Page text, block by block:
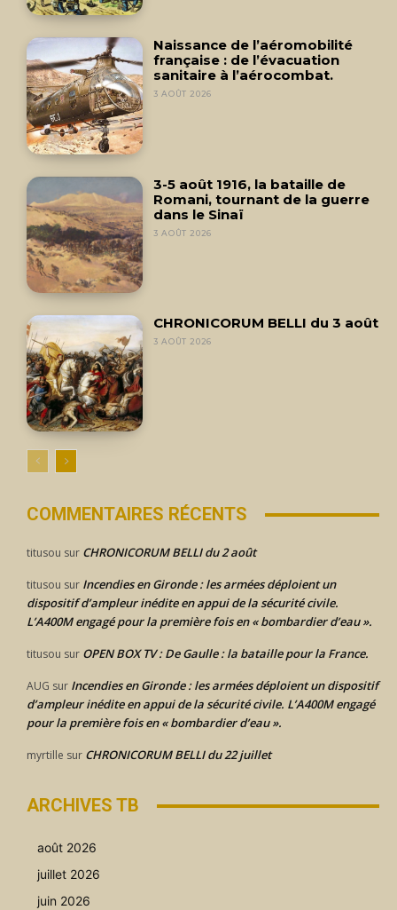
Naissance de l’aéromobilité
française : de l’évacuation
sanitaire à l’aérocombat.
3 AOÛT 2026
3-5 août 1916, la bataille de
Romani, tournant de la guerre
dans le Sinaï
3 AOÛT 2026
CHRONICORUM BELLI du 3 août
3 AOÛT 2026
COMMENTAIRES RÉCENTS
titusou sur CHRONICORUM BELLI du 2 août
titusou sur Incendies en Gironde : les armées déploient un
dispositif d’ampleur inédite en appui de la sécurité civile.
L’A400M engagé pour la première fois en « bombardier d’eau ».
titusou sur OPEN BOX TV : De Gaulle : la bataille pour la France.
AUG sur Incendies en Gironde : les armées déploient un dispositif
d’ampleur inédite en appui de la sécurité civile. L’A400M engagé
pour la première fois en « bombardier d’eau ».
myrtille sur CHRONICORUM BELLI du 22 juillet
ARCHIVES TB
août 2026
juillet 2026
juin 2026